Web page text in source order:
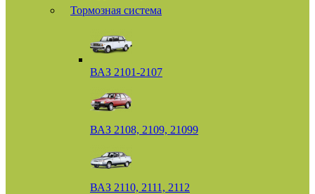
Тормозная система
ВАЗ 2101-2107
ВАЗ 2108, 2109, 21099
ВАЗ 2110, 2111, 2112